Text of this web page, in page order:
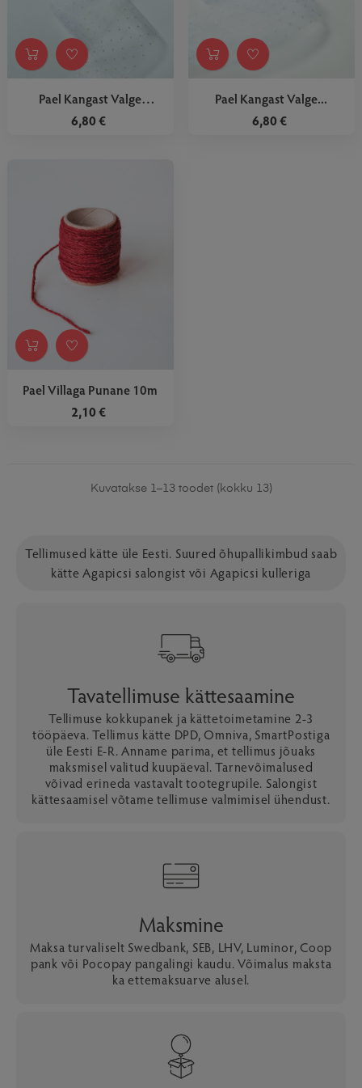
Pael Kangast Valge
Kuldsete...
6,80 €
Pael Kangast Valge...
6,80 €
Pael Villaga Punane 10m
2,10 €
Kuvatakse 1–13 toodet (kokku 13)
Tellimused kätte üle Eesti. Suured õhupallikimbud saab
kätte Agapicsi salongist või Agapicsi kulleriga
Tavatellimuse kättesaamine
Tellimuse kokkupanek ja kättetoimetamine 2-3
tööpäeva. Tellimus kätte DPD, Omniva, SmartPostiga
üle Eesti E-R. Anname parima, et tellimus jõuaks
maksmisel valitud kuupäeval. Tarnevõimalused
võivad erineda vastavalt tootegrupile. Salongist
kättesaamisel võtame tellimuse valmimisel ühendust.
Maksmine
Maksa turvaliselt Swedbank, SEB, LHV, Luminor, Coop
pank või Pocopay pangalingi kaudu. Võimalus maksta
ka ettemaksuarve alusel.